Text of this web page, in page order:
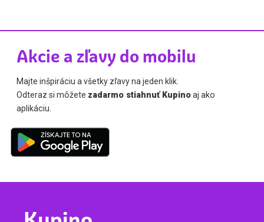
Akcie a zľavy do mobilu
Majte inšpiráciu a všetky zľavy na jeden klik.
Odteraz si môžete zadarmo stiahnuť Kupinoaj ako
aplikáciu.